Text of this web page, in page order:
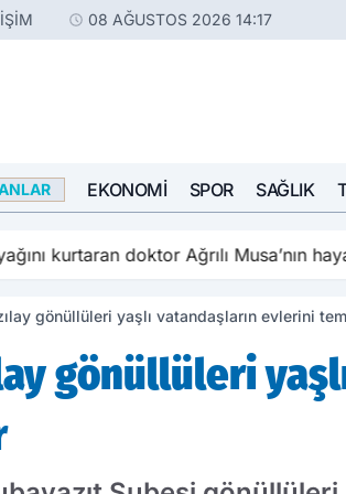
08 AĞUSTOS 2026 14:17
EKONOMI SPOR SAĞLIK
kurtaran doktor Ağrılı Musa’nın
gönüllüleri yaşlı vatandaşların evlerini
gönüllüleri